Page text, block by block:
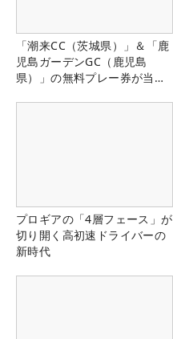
「潮来CC（茨城県）」＆「鹿
児島ガーデンGC（鹿児島
県）」の無料プレー券が当た
プロギアの「4層フェース」が
切り開く高初速ドライバーの
新時代